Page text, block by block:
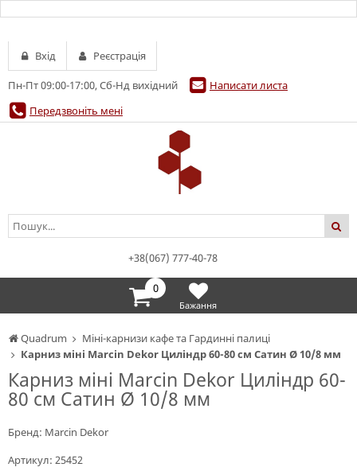
Quadrum
Міні-карнизи кафе та Гардинні палиці
Карниз міні Marcin Dekor Циліндр 60-80 см Сатин Ø 10/8 мм
Карниз міні Marcin Dekor Циліндр 60-
80 см Сатин Ø 10/8 мм
Бренд: Marcin Dekor
Артикул: 25452
Пн-Пт 09:00-17:00, Сб-Нд вихідний
Написати листа
Передзвоніть мені
Вхід Реєстрація
+38(067) 777-40-78
0
Бажання